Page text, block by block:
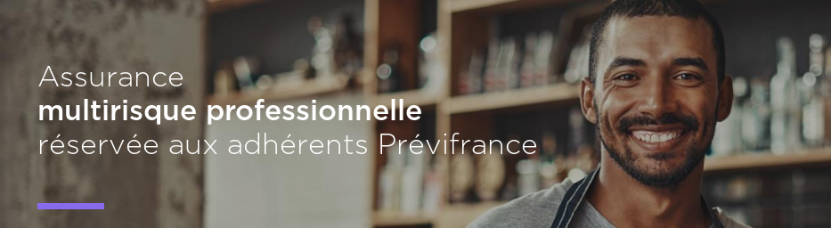
Assurance
multirisque professionnelle
réservée aux adhérents Prévifrance